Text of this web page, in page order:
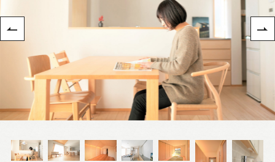
re:tsumugi マンションリノベ
不動産/土地・物件情報
暮らしの実例集
新着情報